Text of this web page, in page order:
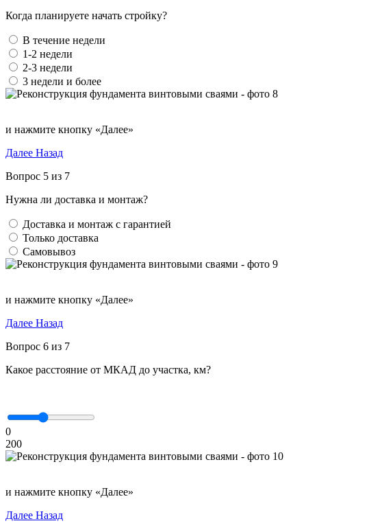
Когда планируете начать стройку?
В течение недели
1-2 недели
2-3 недели
3 недели и более
и нажмите кнопку «Далее»
Далее Назад
Вопрос 5 из 7
Нужна ли доставка и монтаж?
Доставка и монтаж с гарантией
Только доставка
Самовывоз
и нажмите кнопку «Далее»
Далее Назад
Вопрос 6 из 7
Какое расстояние от МКАД до участка, км?
0
200
и нажмите кнопку «Далее»
Далее Назад